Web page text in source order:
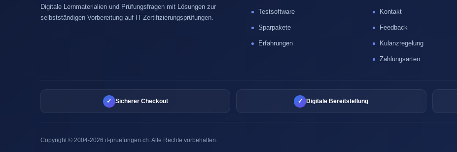
Digitale Lernmaterialien und Prüfungsfragen mit Lösungen zur
selbstständigen Vorbereitung auf IT-Zertifizierungsprüfungen.
Testsoftware
Sparpakete
Erfahrungen
Kontakt
Feedback
Kulanzregelung
Zahlungsarten
✓ Sicherer Checkout ✓ Digitale Bereitstellung
Copyright © 2004-2026 it-pruefungen.ch. Alle Rechte vorbehalten.